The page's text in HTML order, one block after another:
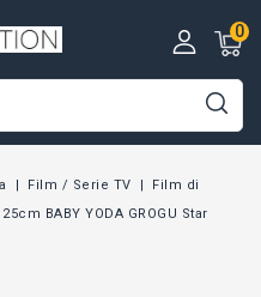
0
Film / Serie TV
Film di
BABY YODA GROGU Star